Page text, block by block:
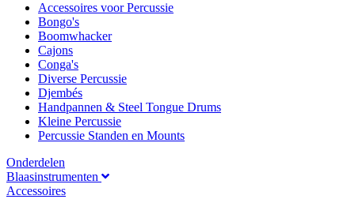
Accessoires voor Percussie
Bongo's
Boomwhacker
Cajons
Conga's
Diverse Percussie
Djembés
Handpannen & Steel Tongue Drums
Kleine Percussie
Percussie Standen en Mounts
Onderdelen
Blaasinstrumenten
Accessoires